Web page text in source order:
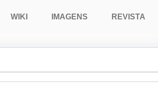
WIKI IMAGENS REVISTA